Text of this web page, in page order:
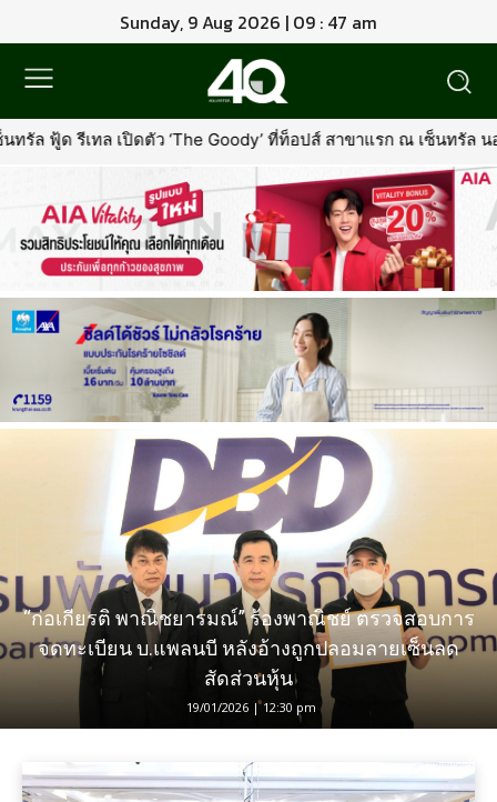
Sunday, 9 Aug 2026 | 09 : 47 am
เปิดตัว ‘The Goody’ ที่ท็อปส์ สาขาแรก ณ เซ็นทรัล นอร์ทวิลล์พร้
“ก่อเกียรติ พาณิชยารมณ์” ร้องพาณิชย์ ตรวจสอบการ
จดทะเบียน บ.แพลนบี หลังอ้างถูกปลอมลายเซ็นลด
สัดส่วนหุ้น
19/01/2026 | 12:30 pm